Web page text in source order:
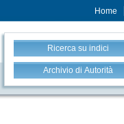
Home
Ricerca su indici
Archivio di Autorità